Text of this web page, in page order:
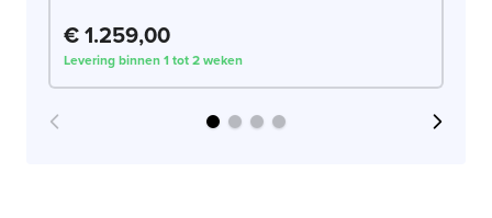
€ 1.259,00
Levering binnen 1 tot 2 weken